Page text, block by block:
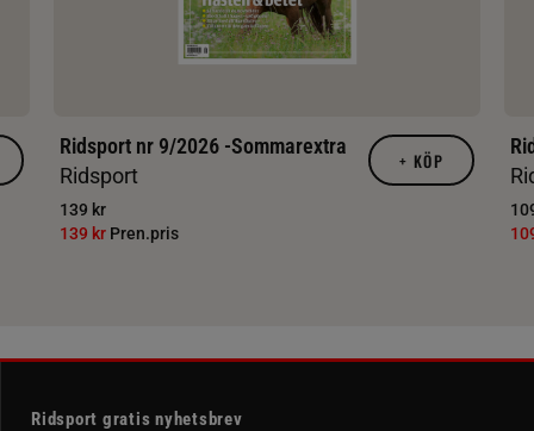
Ridsport nr 9/2026 -Sommarextra
Ridsport
139 kr
139 kr Pren.pris
+ KÖP
Ridsport gratis nyhetsbrev